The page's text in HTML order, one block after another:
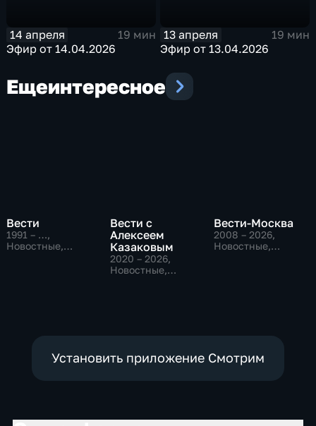
14 апреля
19 мин
Эфир от 14.04.2026
13 апреля
19 мин
Эфир от 13.04.2026
Ещеинтересное
Вести
1991 – …,
Новостные,
Вести с
Алексеем
Казаковым
2020 – 2026,
Новостные,
Вести-Москва
2008 – 2026,
Новостные,
Установить приложение Смотрим